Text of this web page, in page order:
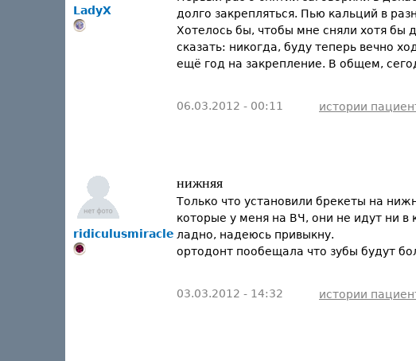
LadyX
долго закрепляться. Пью кальций в
Хотелось бы, чтобы мне сняли хотя бы
сказать: никогда, буду теперь вечно
ещё год на закрепление. В общем,
06.03.2012 - 00:11 истории
ridiculusmiracle
нижняя
Только что установили брекеты на
которые у меня на ВЧ, они не идут ни в
ладно, надеюсь привыкну.
ортодонт пообещала что зубы будут
03.03.2012 - 14:32 истории